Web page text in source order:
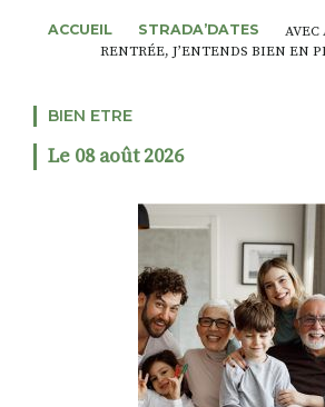
ALTER STRADA
RECHERCHER
S'INSCRIRE À LA
FACEBOOKINSTAGRAM
ACCUEIL STRADA’DATES
RENTRÉE, J’ENTENDS BIEN EN
BIEN ETRE
Le 08 août 2026